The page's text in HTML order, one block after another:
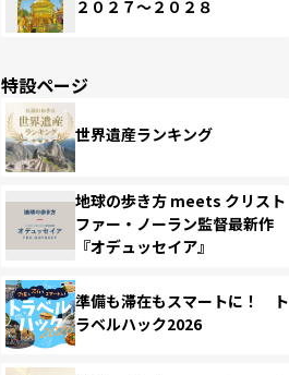
２０２７～２０２８
特設ページ
世界遺産ランキング
地球の歩き方 meets クリスト
ファー・ノーラン監督最新作
『オデュッセイア』
準備も滞在もスマートに！ ト
ラベルハック2026